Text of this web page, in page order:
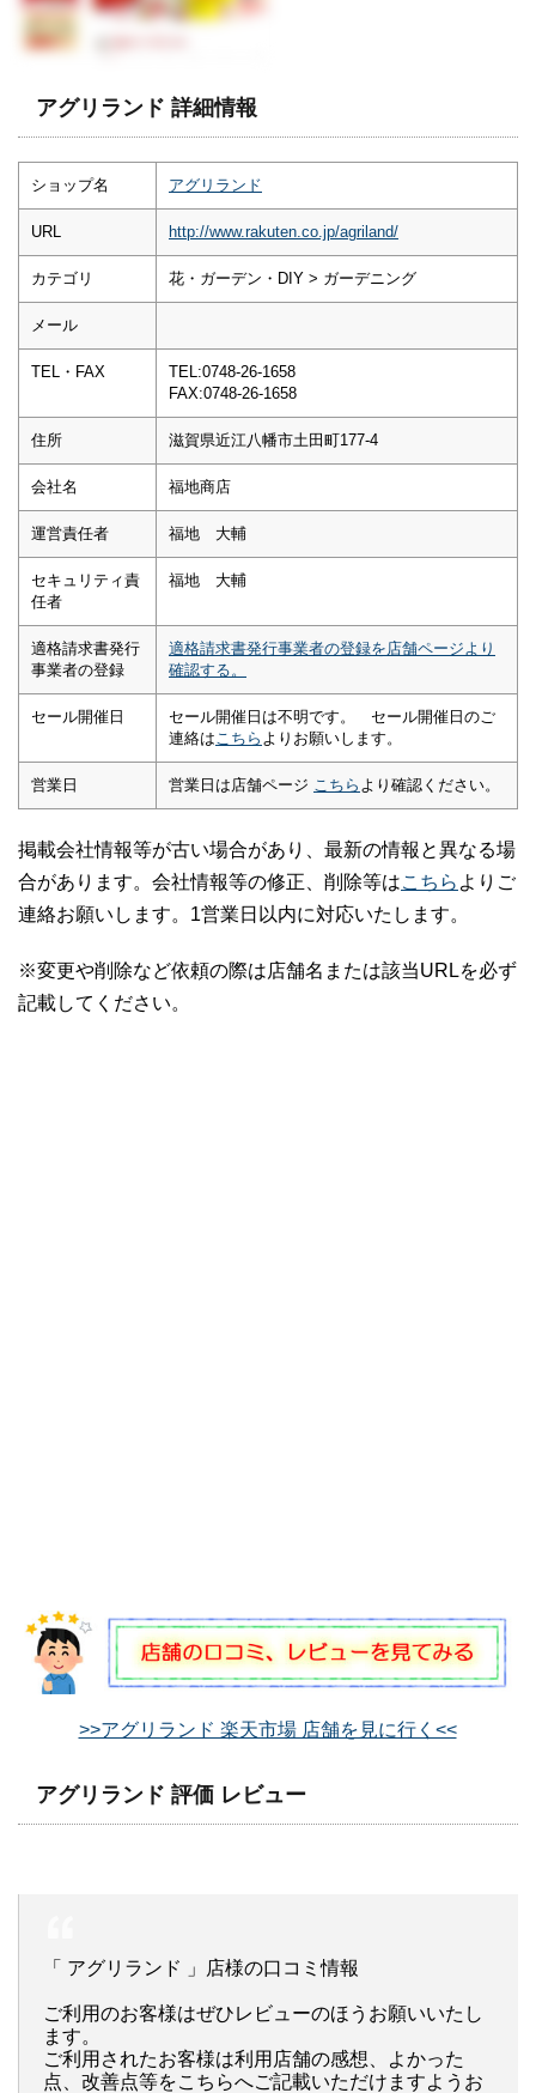
アグリランド 詳細情報
ショップ名 アグリランド
URL http://www.rakuten.co.jp/agriland/
カテゴリ 花・ガーデン・DIY > ガーデニング
メール
TEL・FAX
TEL:0748-26-1658
FAX:0748-26-1658
住所 滋賀県近江八幡市土田町177-4
会社名 福地商店
運営責任者 福地 大輔
セキュリティ責
任者
福地 大輔
適格請求書発行
事業者の登録
適格請求書発行事業者の登録を店舗ページより
確認する。
セール開催日
セール開催日は不明です。 セール開催日のご
連絡は こちら よりお願いします。
営業日 営業日は店舗ページ こちら より確認ください。
掲載会社情報等が古い場合があり、最新の情報と異なる場
合があります。会社情報等の修正、削除等はこちら よりご
連絡お願いします。1営業日以内に対応いたします。
※変更や削除など依頼の際は店舗名または該当URLを必ず
記載してください。
>>アグリランド 楽天市場 店舗を見に行く<<
アグリランド 評価 レビュー
「 アグリランド 」店様の口コミ情報
ご利用のお客様はぜひレビューのほうお願いいたし
ます。
ご利用されたお客様は利用店舗の感想、よかった
点、改善点等をこちらへご記載いただけますようお